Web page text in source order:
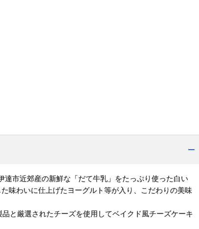
市近郊産の新鮮な「だて牛乳」をたっぷり使った白い
味わいに仕上げたヨーグルト等が入り、こだわりの美味
と厳選されたチーズを使用してベイクド風チーズケーキ